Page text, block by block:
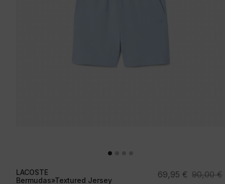
LACOSTE
Bermudas»Textured Jersey
90,00€
El
69,95 €
El